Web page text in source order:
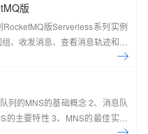
版
版Serverless系列实例
、收发消息、查看消息轨迹和仪